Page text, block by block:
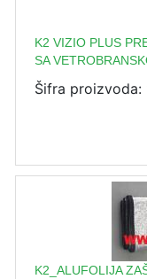
K2 VIZIO PLUS
SA
Šifra proizvoda:
K2_ALUFOLIJA